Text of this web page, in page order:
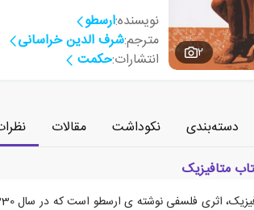
2
نویسنده:ارسطو
مترجم:شرف الدین خراسانی
انتشارات:حکمت
دسته‌بندی نکوداشت مقالات
متافیزیک